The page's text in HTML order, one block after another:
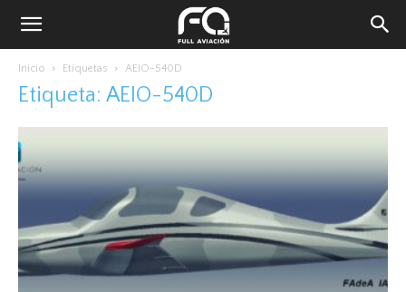
Inicio Etiquetas AEIO-540D
Etiqueta: AEIO-540D